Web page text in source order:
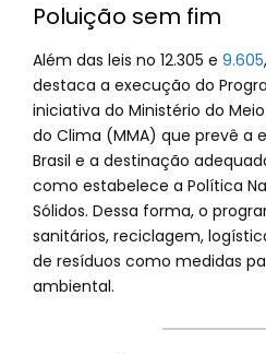
Poluição sem fim
Além das leis no 12.305 e 9.605
destaca a execução do
iniciativa do Ministério do
do Clima (MMA) que prevê a
Brasil e a destinação
como estabelece a Política
Sólidos. Dessa forma, o
sanitários, reciclagem,
de resíduos como medidas
ambiental.